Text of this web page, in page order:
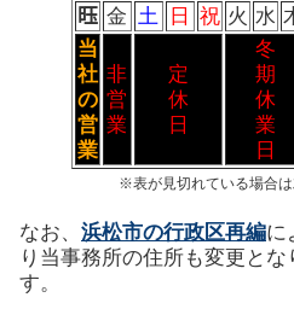
𫞂 金 土 日 祝 火 水
当
社
の
営
業
非
営
業
定
休
日
冬
期
休
業
日
※表が見切れている場合は
なお、 浜松市の行政区再編に
り当事務所の住所も変更と
す。